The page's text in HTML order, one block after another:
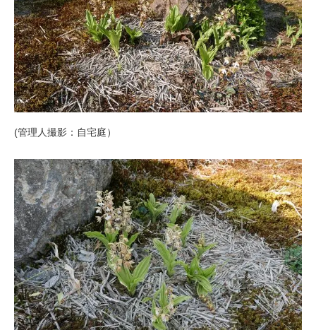
(管理人撮影：自宅庭）